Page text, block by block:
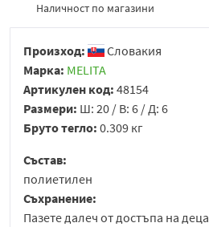
Наличност по магазини
Произход:
Словакия
Марка: MELITA
Артикулен код: 48154
Размери: Ш: 20 / В: 6 / Д: 6
Бруто тегло: 0.309 кг
Състав:
полиетилен
Съхранение:
Пазете далеч от достъпа на деца